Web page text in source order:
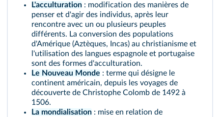
L'acculturation : modification des manières de
penser et d'agir des individus, après leur
rencontre avec un ou plusieurs peuples
différents. La conversion des populations
d'Amérique (Aztèques, Incas) au christianisme et
l'utilisation des langues espagnole et portugaise
sont des formes d'acculturation.
Le Nouveau Monde : terme qui désigne le
continent américain, depuis les voyages de
découverte de Christophe Colomb de 1492 à
1506.
La mondialisation : mise en relation de